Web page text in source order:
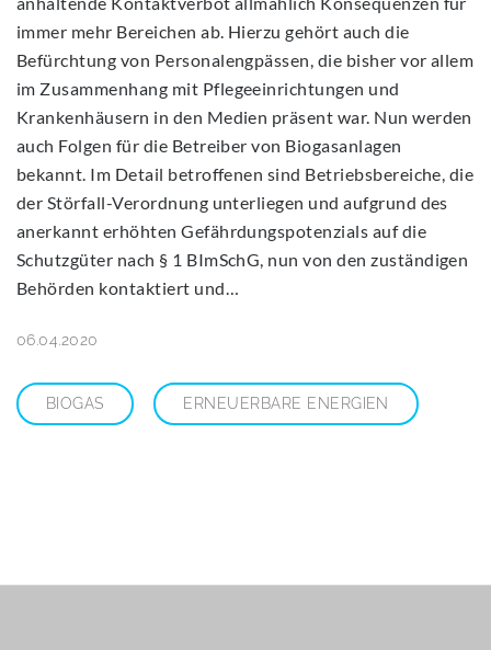
immer mehr Bereichen ab. Hierzu gehört auch die
Befürchtung von Personalengpässen, die bisher vor allem
im Zusammenhang mit Pflegeeinrichtungen und
Krankenhäusern in den Medien präsent war. Nun werden
auch Folgen für die Betreiber von Biogasanlagen
bekannt. Im Detail betroffenen sind Betriebsbereiche, die
der Störfall-Verordnung unterliegen und aufgrund des
anerkannt erhöhten Gefährdungspotenzials auf die
Schutzgüter nach § 1 BImSchG, nun von den zuständigen
Behörden kontaktiert und…
06.04.2020
BIOGAS ERNEUERBARE ENERGIEN